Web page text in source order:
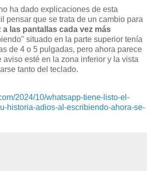
ha dado explicaciones de esta
pensar que se trata de un cambio para
las pantallas cada vez más
situado en la parte superior tenía
de 4 o 5 pulgadas, pero ahora parece
aviso esté en la zona inferior y la vista
tanto del teclado.
2024/10/whatsapp-tiene-listo-el-
historia-adios-al-escribiendo-ahora-se-